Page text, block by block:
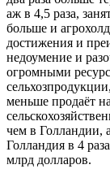
аж в 4,5 раза,
больше и
достижения и
недоумение и
огромными
меньше продаёт
чем в Голландии,
Голландия в 4
млрд долларов.